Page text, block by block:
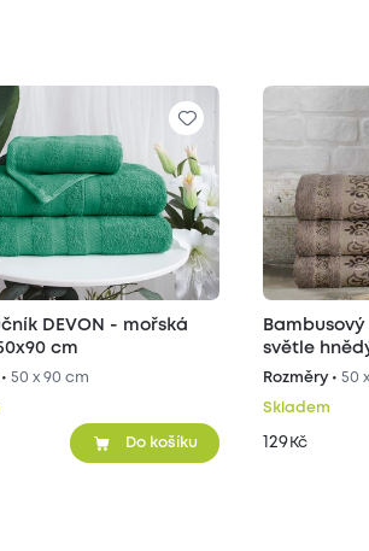
DEVON - mořská
cm
50 x 90 cm
Do košíku
Bambusový
světle
Rozměry • 50
Skladem
129 Kč